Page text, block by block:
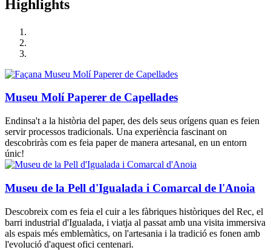
Highlights
Museu Molí Paperer de Capellades
Endinsa't a la història del paper, des dels seus orígens quan es feien
servir processos tradicionals. Una experiència fascinant on
descobriràs com es feia paper de manera artesanal, en un entorn
únic!
Museu de la Pell d'Igualada i Comarcal de l'Anoia
Descobreix com es feia el cuir a les fàbriques històriques del Rec, el
barri industrial d'Igualada, i viatja al passat amb una visita immersiva
als espais més emblemàtics, on l'artesania i la tradició es fonen amb
l'evolució d'aquest ofici centenari.